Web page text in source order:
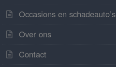
Occasions en schadeauto’s
Over ons
Contact